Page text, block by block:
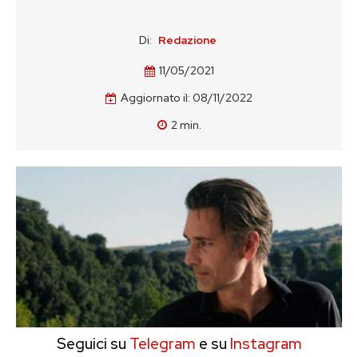
Di: Redazione
11/05/2021
Aggiornato il: 08/11/2022
2min.
Seguici su Telegram e su Instagram